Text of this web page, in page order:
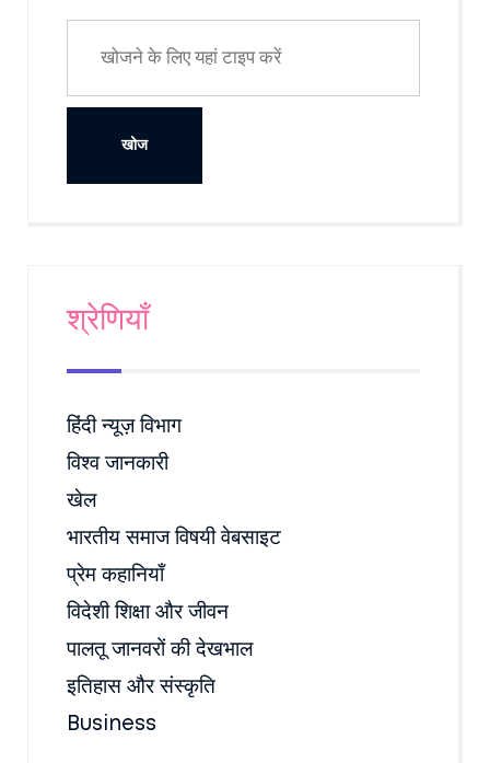
श्रेणियाँ
हिंदी न्यूज़ विभाग
विश्व जानकारी
खेल
भारतीय समाज विषयी वेबसाइट
प्रेम कहानियाँ
विदेशी शिक्षा और जीवन
पालतू जानवरों की देखभाल
इतिहास और संस्कृति
Business